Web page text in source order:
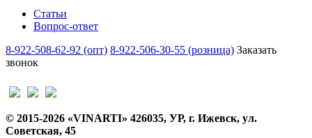
Статьи
Вопрос-ответ
8-922-508-62-92 (опт) 8-922-506-30-55 (розница) Заказать
звонок
© 2015-2026 «VINARTI» 426035, УР, г. Ижевск, ул.
Советская, 45